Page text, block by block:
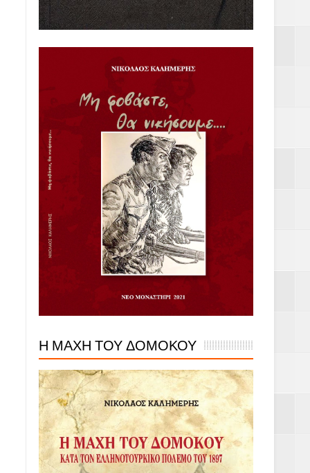
Η ΜΑΧΗ ΤΟΥ ΔΟΜΟΚΟΥ